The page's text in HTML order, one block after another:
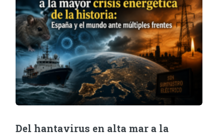
Del hantavirus en alta mar a la